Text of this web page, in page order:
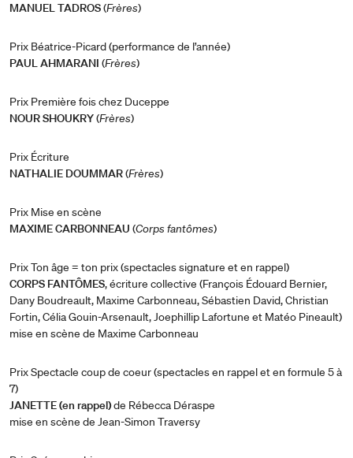
MANUEL TADROS(Frères)
Prix Béatrice-Picard (performance de l’année)
PAUL AHMARANI (Frères)
Prix Première fois chez Duceppe
NOUR SHOUKRY(Frères)
Prix Écriture
NATHALIE DOUMMAR(Frères)
Prix Mise en scène
MAXIME CARBONNEAU (Corps fantômes)
Prix Ton âge = ton prix (spectacles signature et en rappel)
CORPS FANTÔMES, écriture collective (François Édouard Bernier,
Dany Boudreault, Maxime Carbonneau, Sébastien David, Christian
Fortin, Célia Gouin-Arsenault, Joephillip Lafortune et Matéo Pineault)
mise en scène de Maxime Carbonneau
Prix Spectacle coup de coeur (spectacles en rappel et en formule 5 à
7)
JANETTE (en rappel)de Rébecca Déraspe
mise en scène de Jean-Simon Traversy